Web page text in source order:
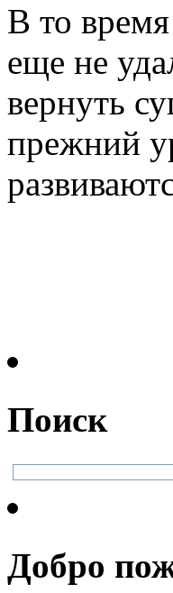
В то
еще не
вернуть
прежний
Поиск
Добро